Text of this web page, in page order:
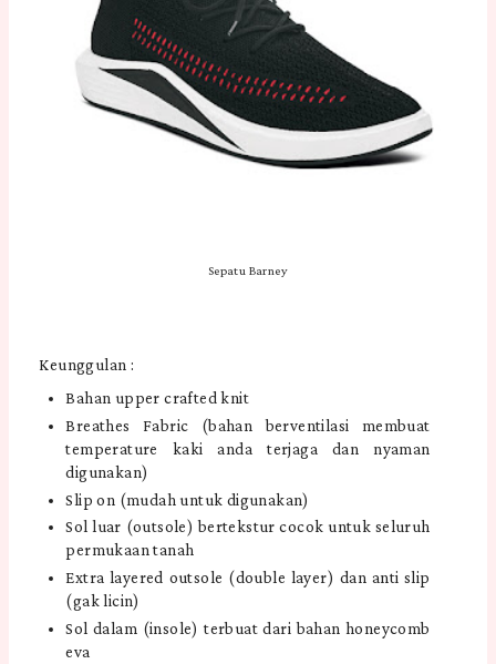
Sepatu Barney
Keunggulan :
Bahan upper crafted knit
Breathes Fabric (bahan berventilasi membuat
temperature kaki anda terjaga dan nyaman
digunakan)
Slip on (mudah untuk digunakan)
Sol luar (outsole) bertekstur cocok untuk seluruh
permukaan tanah
Extra layered outsole (double layer) dan anti slip
(gak licin)
Sol dalam (insole) terbuat dari bahan honeycomb
eva